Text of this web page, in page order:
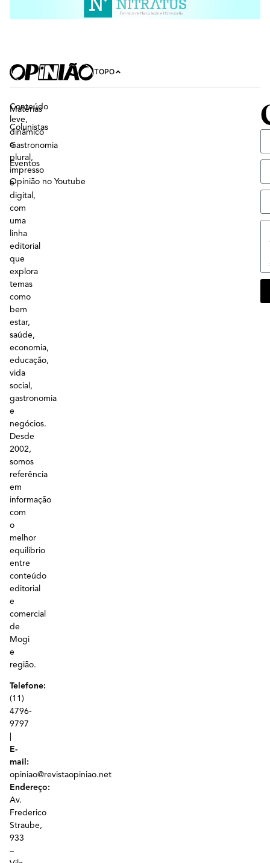
TOPO
Conteúdo
leve,
dinâmico
e
plural,
impresso
e
digital,
com
uma
linha
editorial
que
explora
temas
como
bem
estar,
saúde,
economia,
educação,
vida
social,
gastronomia
e
negócios.
Desde
2002,
somos
referência
em
informação
com
o
melhor
equilíbrio
entre
conteúdo
editorial
e
comercial
de
Mogi
e
região.
Telefone:
(11)
4796-
9797
E-
mail:
opiniao@revistaopiniao.net
Endereço:
Av.
Frederico
Straube,
933
–
Matérias
Colunistas
Gastronomia
Eventos
Opinião no Youtube